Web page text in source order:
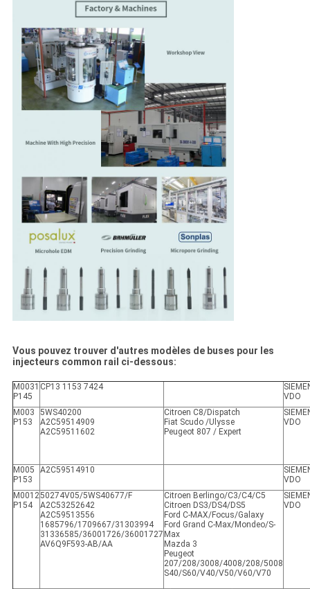
Vous pouvez trouver d'autres modèles de buses pour les
injecteurs common rail ci-dessous:
M0031
P145
CP13 1153 7424
VDO
M003
P153
5WS40200
A2C59514909
A2C59511602
Citroen C8/Dispatch
Fiat Scudo /Ulysse
Peugeot 807 / Expert
VDO
M005
P153
A2C59514910
VDO
M0012
P154
50274V05/5WS40677/F
A2C53252642
A2C59513556
1685796/1709667/31303994
31336585/36001726/36001727
AV6Q9F593-AB/AA
Citroen Berlingo/C3/C4/C5
Citroen DS3/DS4/DS5
Ford C-MAX/Focus/Galaxy
Ford Grand C-Max/Mondeo/S-
Max
Mazda 3
Peugeot
207/208/3008/4008/208/5008
S40/S60/V40/V50/V60/V70
VDO